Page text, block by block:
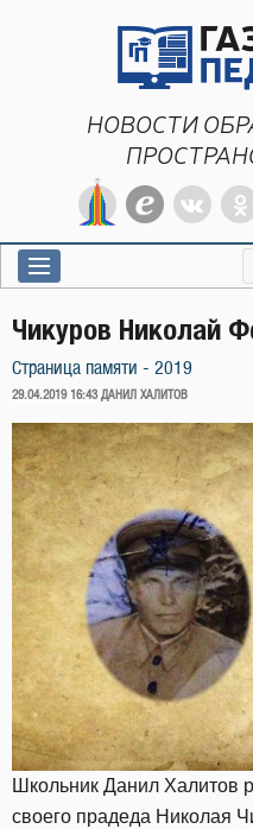
НОВОСТИ
Чикуров Николай
Страница памяти - 2019
ОПУБЛИКОВАНО
29.04.2019 16:43 ДАНИЛ ХАЛИТОВ
Школьник Данил Халитов
своего прадеда Николая